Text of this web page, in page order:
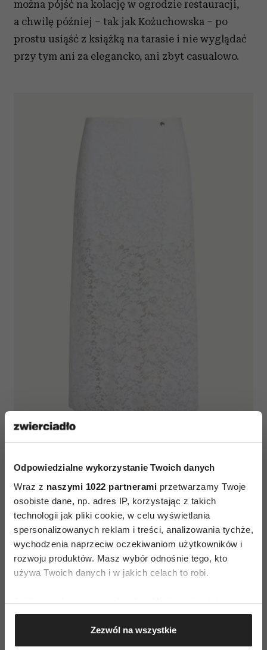
Odpowiedzialne wykorzystanie Twoich danych
Wraz z naszymi 1022 partnerami przetwarzamy Twoje
osobiste dane, np. adres IP, korzystając z takich
technologii jak pliki cookie, w celu wyświetlania
spersonalizowanych reklam i treści, analizowania tychże,
wychodzenia naprzeciw oczekiwaniom użytkowników i
rozwoju produktów. Masz wybór odnośnie tego, kto
używa Twoich danych i w jakich celach to robi.
Jeśli wyrazisz na to zgodę, chcielibyśmy również:
Gromadzić dane dotyczące Twojej lokalizacji
geograficznej z dokładnością nawet do kilku metrów
Identyfikować Twoje urządzenie, aktywnie
Zezwól na wszystkie
można pójść na kolację w ogrodzie restauracji,
a chwilę później – tak jak Kożuchowska – po
prostu usiąść z książką na tarasie i nie wyglądać
przy tym ani za elegancko, ani zbyt casualowo.
mamy dobrą i złą wiadomość. Dobra jest taka, że
aktualnie można ją dostać za 489,30 zł zamiast
początkowej ceny 699 zł, ale zła – że to ostatni
moment, żeby ją zdobyć, bo rozmiary znikają
jeden po drugim.
Czytaj także